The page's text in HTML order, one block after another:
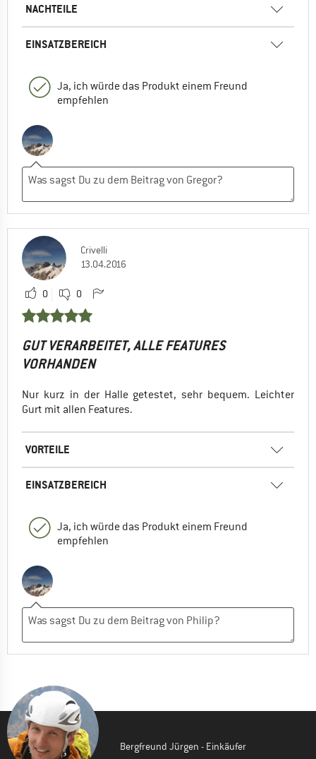
NACHTEILE
EINSATZBEREICH
Ja, ich würde das Produkt einem Freund
empfehlen
Crivelli
13.04.2016
0 0
GUT VERARBEITET, ALLE FEATURES
VORHANDEN
Nur kurz in der Halle getestet, sehr bequem. Leichter
Gurt mit allen Features.
VORTEILE
EINSATZBEREICH
Ja, ich würde das Produkt einem Freund
empfehlen
Bergfreund Jürgen - Einkäufer